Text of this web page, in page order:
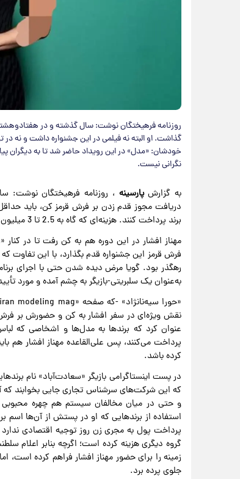
روزنامه فرهیختگان نوشت: سال گذشته و در
گذاشت. او البته نه فیلمی در این جشنواره داشت و نه در
خودشان: «مدل» در این رویداد حاضر شد تا به دیگران
نگرانی نیست.
به گزارشپارسینه ، روزنامه فرهیختگان نوشت:
برند پرداخت کنند. هزینه‌ای که گاه به 2.5 تا 3 میلیون روپیه هم می‌رسد.
مهناز افشار در این دوره هم به کن رفت تا در کنار
فرش قرمز این جشنواره قدم بگذارد، با این تفاوت
رهگذر بود. گویا مرض دیده شدن حتی با اجرای
به‌عنوان یک سلبریتی-بازیگر به چشم آمده و مورد
نقش ویژه‌ای در سفر افشار به کن و حضورش بر
عنوان کرد که برندها به مدل‌ها و اشخاصی که
پرداخت می‌کنند، پس علی‌القاعده مهناز افشار هم
کرده باشد.
در پست اینستاگرامی بازیگر «سعادت‌آباد» نام
که این شرکت‌های سرشناس تجاری جایی بخوابند که
و حتی در میان مخالفان سیستم هم چهره
استفاده از برندهایی که او در پستش از آن‌ها اسم
پرداخت پول به مجری زن روز توجیه اقتصادی
گروه دیگری هزینه کرده است؛ اگرچه بنابر اعلام
زمینه را برای حضور مهناز افشار فراهم کرده
جلوی پرده برد.